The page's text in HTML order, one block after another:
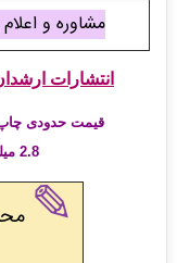
مشاوره و
انتشارات
قیمت حدودی
2.8 میلیون تومان به صورت اقساطی
✎